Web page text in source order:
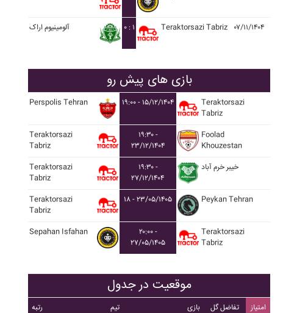
آلومينيوم اراک ۰ : ۱ Teraktorsazi Tabriz ۰۷/۱۱/۱۴۰۴
بازی های پیش رو
Perspolis Tehran ۱۹:۰۰ - ۱۵/۱۲/۱۴۰۴
Teraktorsazi
Tabriz
Teraktorsazi
Tabriz
۱۹:۳۰ -
۲۳/۱۲/۱۴۰۴
Foolad
Khouzestan
Teraktorsazi
Tabriz
۱۹:۳۰ -
۲۷/۱۲/۱۴۰۴
خيبر خرم آباد
Teraktorsazi
Tabriz
۱۸ - ۲۳/۰۵/۱۴۰۵ Peykan Tehran
Sepahan Isfahan
۲۰:۰۰ -
۲۷/۰۵/۱۴۰۵
Teraktorsazi
Tabriz
موقعیت در جدول
رتبه تیم بازی تفاضل گل
امتیاز